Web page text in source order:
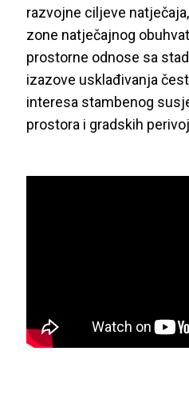
razvojne ciljeve
zone natječajnog
prostorne odnose sa
izazove usklađivanja
interesa stambenog
prostora i gradskih